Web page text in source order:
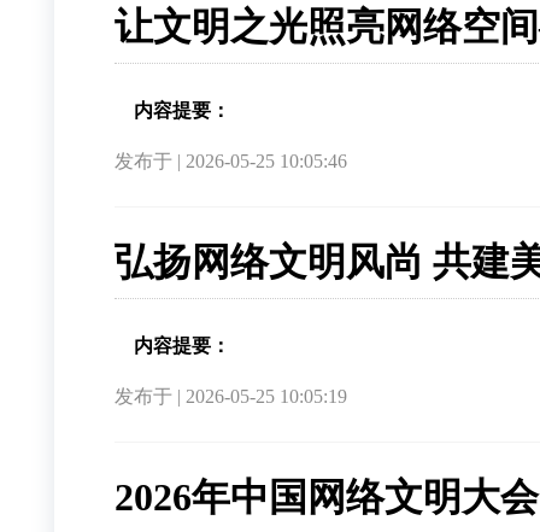
让文明之光照亮网络空
内容提要：
发布于 | 2026-05-25 10:05:46
弘扬网络文明风尚 共建
内容提要：
发布于 | 2026-05-25 10:05:19
2026年中国网络文明大